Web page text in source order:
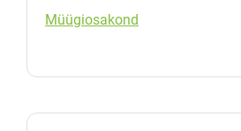
Müügiosakond